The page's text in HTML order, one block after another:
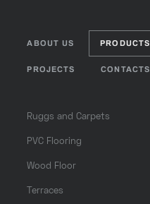
ABOUT US PRODUCTS
PROJECTS CONTACTS
Ruggs and Carpets
PVC Flooring
Wood Floor
Terraces